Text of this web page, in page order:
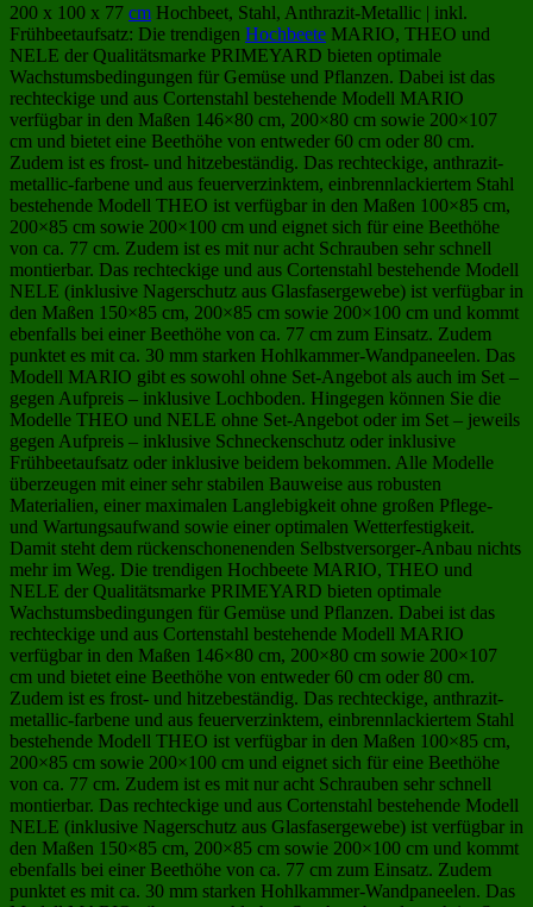
200 x 100 x 77 cm Hochbeet, Stahl, Anthrazit-Metallic | inkl.
Frühbeetaufsatz: Die trendigen Hochbeete MARIO, THEO und
NELE der Qualitätsmarke PRIMEYARD bieten optimale
Wachstumsbedingungen für Gemüse und Pflanzen. Dabei ist das
rechteckige und aus Cortenstahl bestehende Modell MARIO
verfügbar in den Maßen 146×80 cm, 200×80 cm sowie 200×107
cm und bietet eine Beethöhe von entweder 60 cm oder 80 cm.
Zudem ist es frost- und hitzebeständig. Das rechteckige, anthrazit-
metallic-farbene und aus feuerverzinktem, einbrennlackiertem Stahl
bestehende Modell THEO ist verfügbar in den Maßen 100×85 cm,
200×85 cm sowie 200×100 cm und eignet sich für eine Beethöhe
von ca. 77 cm. Zudem ist es mit nur acht Schrauben sehr schnell
montierbar. Das rechteckige und aus Cortenstahl bestehende Modell
NELE (inklusive Nagerschutz aus Glasfasergewebe) ist verfügbar in
den Maßen 150×85 cm, 200×85 cm sowie 200×100 cm und kommt
ebenfalls bei einer Beethöhe von ca. 77 cm zum Einsatz. Zudem
punktet es mit ca. 30 mm starken Hohlkammer-Wandpaneelen. Das
Modell MARIO gibt es sowohl ohne Set-Angebot als auch im Set –
gegen Aufpreis – inklusive Lochboden. Hingegen können Sie die
Modelle THEO und NELE ohne Set-Angebot oder im Set – jeweils
gegen Aufpreis – inklusive Schneckenschutz oder inklusive
Frühbeetaufsatz oder inklusive beidem bekommen. Alle Modelle
überzeugen mit einer sehr stabilen Bauweise aus robusten
Materialien, einer maximalen Langlebigkeit ohne großen Pflege-
und Wartungsaufwand sowie einer optimalen Wetterfestigkeit.
Damit steht dem rückenschonenenden Selbstversorger-Anbau nichts
mehr im Weg. Die trendigen Hochbeete MARIO, THEO und
NELE der Qualitätsmarke PRIMEYARD bieten optimale
Wachstumsbedingungen für Gemüse und Pflanzen. Dabei ist das
rechteckige und aus Cortenstahl bestehende Modell MARIO
verfügbar in den Maßen 146×80 cm, 200×80 cm sowie 200×107
cm und bietet eine Beethöhe von entweder 60 cm oder 80 cm.
Zudem ist es frost- und hitzebeständig. Das rechteckige, anthrazit-
metallic-farbene und aus feuerverzinktem, einbrennlackiertem Stahl
bestehende Modell THEO ist verfügbar in den Maßen 100×85 cm,
200×85 cm sowie 200×100 cm und eignet sich für eine Beethöhe
von ca. 77 cm. Zudem ist es mit nur acht Schrauben sehr schnell
montierbar. Das rechteckige und aus Cortenstahl bestehende Modell
NELE (inklusive Nagerschutz aus Glasfasergewebe) ist verfügbar in
den Maßen 150×85 cm, 200×85 cm sowie 200×100 cm und kommt
ebenfalls bei einer Beethöhe von ca. 77 cm zum Einsatz. Zudem
punktet es mit ca. 30 mm starken Hohlkammer-Wandpaneelen. Das